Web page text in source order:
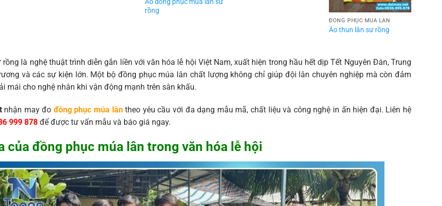
Áo đồng phục múa lân sư
rồng
ĐỒNG PHỤC MÚA LÂN
Áo thun lân sư rồng
rồng là nghệ thuật trình diễn gắn liền với văn hóa lễ hội Việt Nam, xuất hiện trong hầu hết dịp Tết Nguyên Đán, Trung
và các sự kiện lớn. Một bộ đồng phục múa lân chất lượng không chỉ giúp đội lân chuyên nghiệp mà còn đảm
mái cho nghệ nhân khi vận động mạnh trên sân khấu.
nhận may đo đồng phục múa lântheo yêu cầu với đa dạng mẫu mã, chất liệu và công nghệ in ấn hiện đại. Liên hệ
999 878để được tư vấn mẫu và báo giá ngay.
của đồng phục múa lân trong văn hóa lễ hội